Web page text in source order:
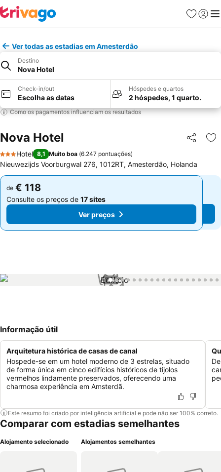
Favoritos
Iniciar
Ver todas as estadias em Amesterdão
Destino
Nova Hotel
Check-in/out
Escolha as datas
Hóspedes e quartos
2 hóspedes, 1 quarto.
Como os pagamentos influenciam os resultados
Nova Hotel Partilhar
3 Estrelas
Hotel 8,1 Muito boa (6.247 pontuações)
Nieuwezijds Voorburgwal 276, 1012RT, Amesterdão, Holanda
de € 118
Consulte os preços de 17 sites
Ver preços
de € 118
Consulte os preços de 17 sites
Ver preços
1 / 45
Informação útil
Arquitetura histórica de casas de canal
Hospede-se em um hotel moderno de 3 estrelas, situado
de forma única em cinco edifícios históricos de tijolos
vermelhos lindamente preservados, oferecendo uma
charmosa experiência em Amsterdã.
Este resumo foi criado por inteligência artificial e pode não ser 100% correto.
Comparar com estadias semelhantes
Alojamento selecionado Alojamentos semelhantes